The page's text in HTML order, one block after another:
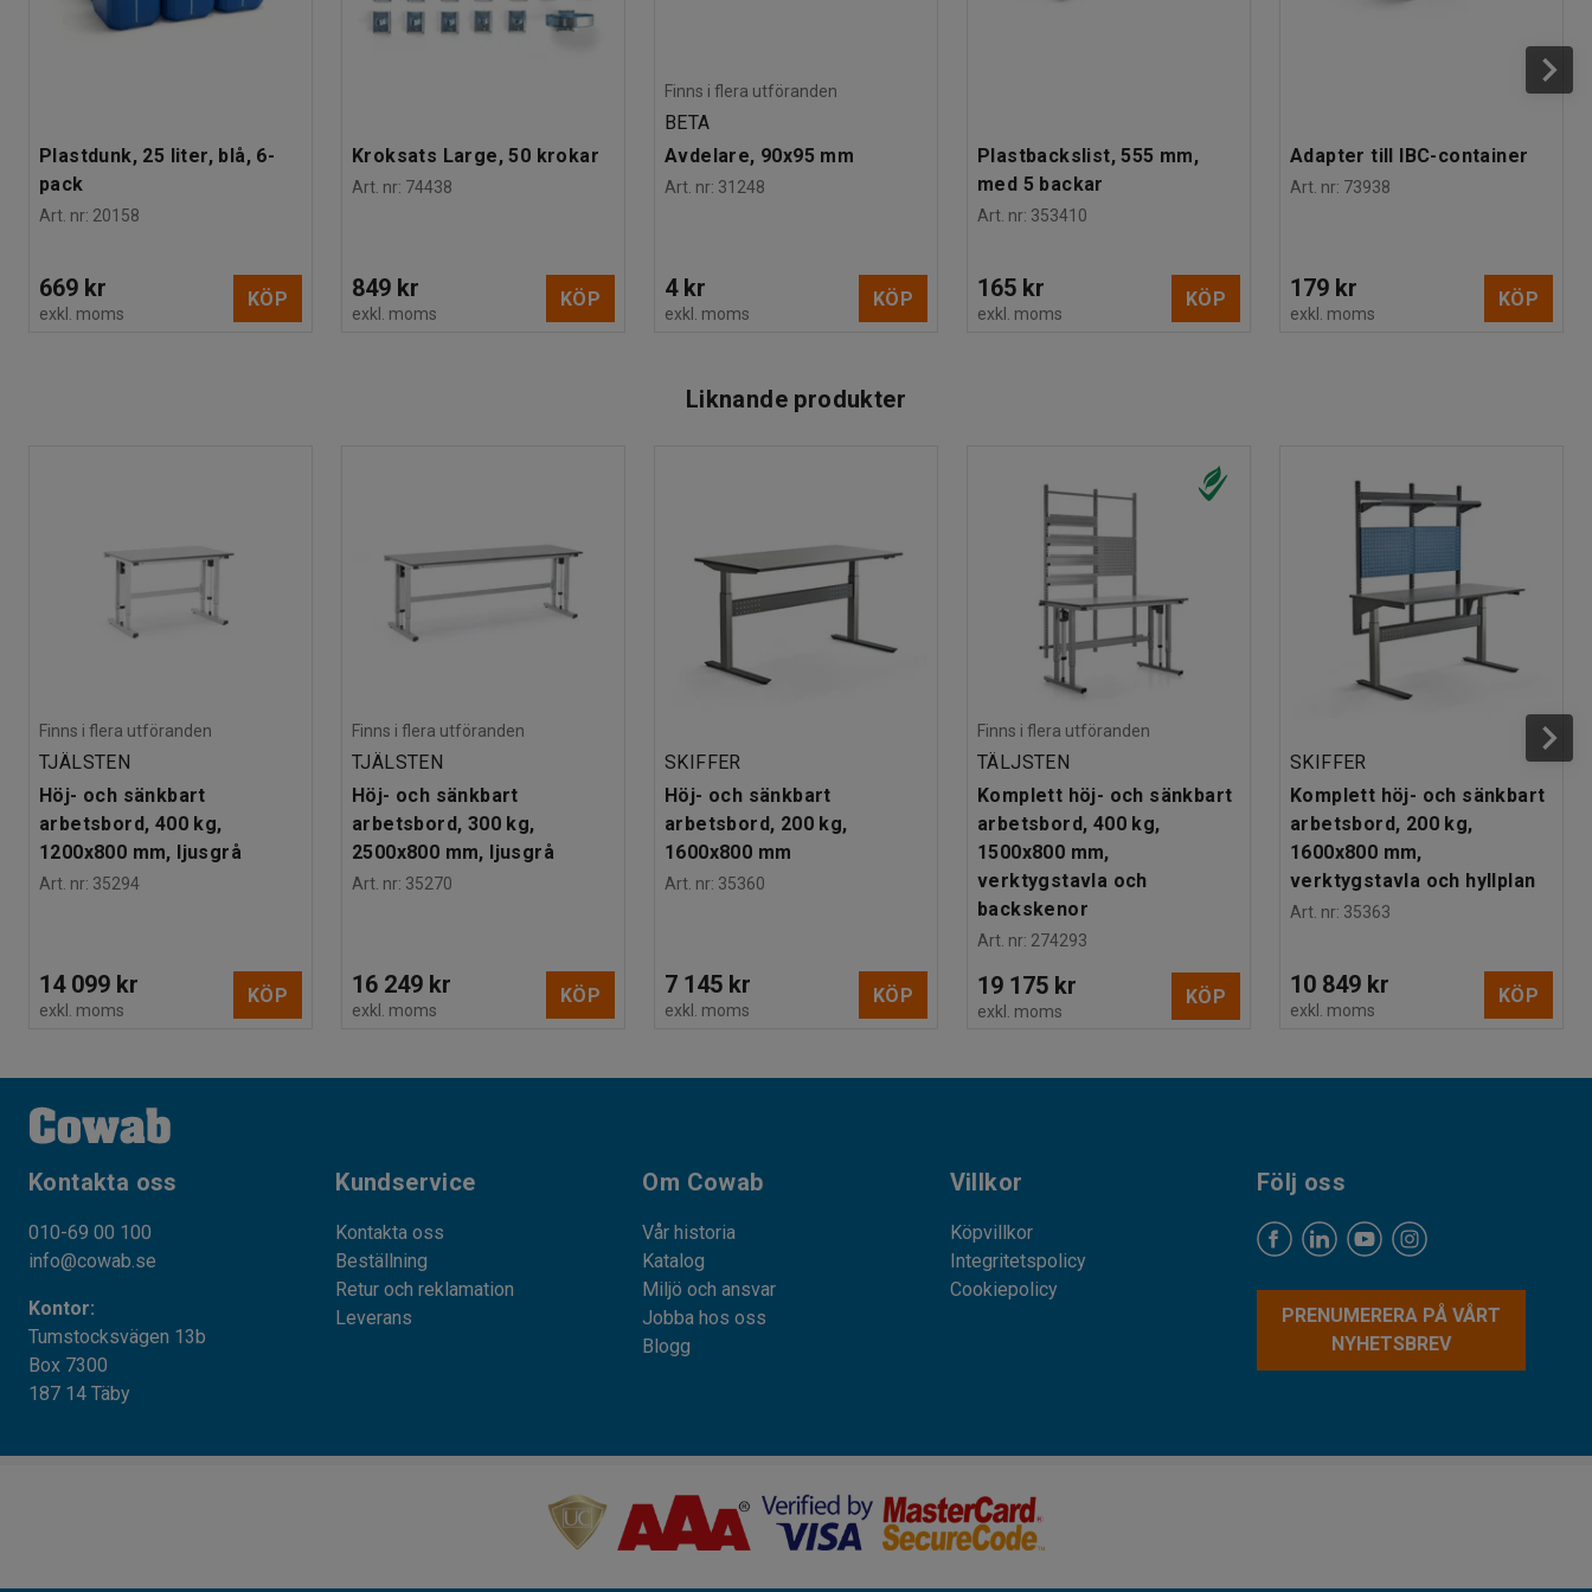
Plastdunk, 25 liter, blå, 6-
pack
Art. nr: 20158
669 kr
exkl. moms
KÖP
Kroksats Large, 50 krokar
Art. nr: 74438
849 kr
exkl. moms
KÖP
Finns i flera utföranden
BETA
Avdelare, 90x95 mm
Art. nr: 31248
4 kr
exkl. moms
KÖP
Plastbackslist, 555 mm,
med 5 backar
Art. nr: 353410
165 kr
exkl. moms
KÖP
Adapter till IBC-container
Art. nr: 73938
179 kr
exkl. moms
KÖP
Liknande produkter
Finns i flera utföranden
TJÄLSTEN
Höj- och sänkbart
arbetsbord, 400 kg,
1200x800 mm, ljusgrå
Art. nr: 35294
14 099 kr
exkl. moms
KÖP
Finns i flera utföranden
TJÄLSTEN
Höj- och sänkbart
arbetsbord, 300 kg,
2500x800 mm, ljusgrå
Art. nr: 35270
16 249 kr
exkl. moms
KÖP
SKIFFER
Höj- och sänkbart
arbetsbord, 200 kg,
1600x800 mm
Art. nr: 35360
7 145 kr
exkl. moms
KÖP
Finns i flera utföranden
TÄLJSTEN
Komplett höj- och sänkbart
arbetsbord, 400 kg,
1500x800 mm,
verktygstavla och
backskenor
Art. nr: 274293
19 175 kr
exkl. moms
KÖP
SKIFFER
Komplett höj- och sänkbart
arbetsbord, 200 kg,
1600x800 mm,
verktygstavla och hyllplan
Art. nr: 35363
10 849 kr
exkl. moms
KÖP
Kontakta oss
010-69 00 100
info@cowab.se
Kontor:
Tumstocksvägen 13b
Box 7300
187 14 Täby
Kundservice
Kontakta oss
Beställning
Retur och reklamation
Leverans
Om Cowab
Vår historia
Katalog
Miljö och ansvar
Jobba hos oss
Blogg
Villkor
Köpvillkor
Integritetspolicy
Cookiepolicy
Följ oss
PRENUMERERA PÅ VÅRT
NYHETSBREV